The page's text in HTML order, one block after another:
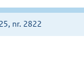
nr. 2822